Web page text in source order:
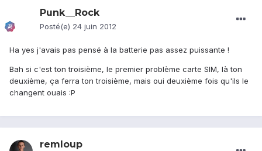
Punk__Rock
Posté(e) 24 juin 2012
Ha yes j'avais pas pensé à la batterie pas assez puissante !
Bah si c'est ton troisième, le premier problème carte SIM, là ton
deuxième, ça ferra ton troisième, mais oui deuxième fois qu'ils le
changent ouais :P
remloup